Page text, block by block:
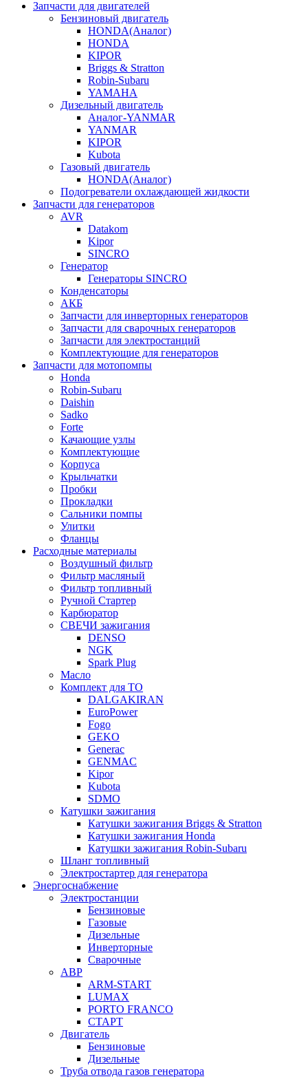
Запчасти для двигателей
Бензиновый двигатель
HONDA(Aналог)
HONDA
KIPOR
Briggs & Stratton
Robin-Subaru
YAMAHA
Дизельный двигатель
Аналог-YANMAR
YANMAR
KIPOR
Kubota
Газовый двигатель
HONDA(Aналог)
Подогреватели охлаждающей жидкости
Запчасти для генераторов
AVR
Datakom
Kipor
SINCRO
Генератор
Генераторы SINCRO
Конденсаторы
АКБ
Запчасти для инверторных генераторов
Запчасти для сварочных генераторов
Запчасти для электростанций
Комплектующие для генераторов
Запчасти для мотопомпы
Honda
Robin-Subaru
Daishin
Sadko
Forte
Качающие узлы
Комплектующие
Корпуса
Крыльчатки
Пробки
Прокладки
Сальники помпы
Улитки
Фланцы
Расходные материалы
Воздушный фильтр
Фильтр масляный
Фильтр топливный
Ручной Стартер
Карбюратор
СВЕЧИ зажигания
DENSO
NGK
Spark Plug
Масло
Комплект для ТО
DALGAKIRAN
EuroPower
Fogo
GEKO
Generac
GENMAC
Kipor
Kubota
SDMO
Катушки зажигания
Катушки зажигания Briggs & Stratton
Катушки зажигания Honda
Катушки зажигания Robin-Subaru
Шланг топливный
Электростартер для генератора
Энергоснабжение
Электростанции
Бензиновые
Газовые
Дизельные
Инверторные
Сварочные
АВР
ARM-START
LUMAX
PORTO FRANCO
СТАРТ
Двигатель
Бензиновые
Дизельные
Труба отвода газов генератора